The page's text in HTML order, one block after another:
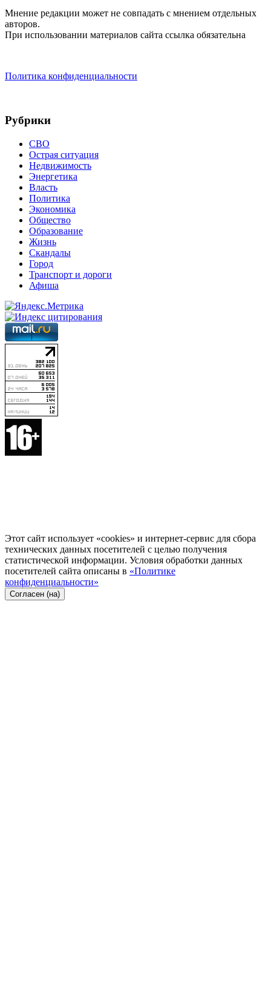
Мнение редакции может не совпадать с мнением отдельных
авторов.
При использовании материалов сайта ссылка обязательна
Политика конфиденциальности
Рубрики
СВО
Острая ситуация
Недвижимость
Энергетика
Власть
Политика
Экономика
Общество
Образование
Жизнь
Скандалы
Город
Транспорт и дороги
Афиша
Этот сайт использует «cookies» и интернет-сервис для сбора
технических данных посетителей с целью получения
статистической информации. Условия обработки данных
посетителей сайта описаны в «Политике
конфиденциальности»
Согласен (на)